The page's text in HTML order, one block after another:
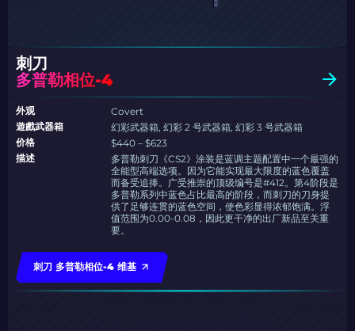
刺刀
多普勒相位-4
外观
Covert
遊戲武器箱
幻彩武器箱, 幻彩 2 号武器箱, 幻彩 3 号武器箱
价格
$440 – $623
描述
多普勒刺刀《CS2》涂装是蓝调主题配置中一个最强的
全能型高端选项。因为它能实现最大限度的蓝色覆盖
而备受追捧。广受推崇的顶级编号是#412。第4阶段是
多普勒系列中蓝色占比最高的阶段，而刺刀的刀身提
供了足够连贯的蓝色空间，使色彩显得浓郁饱满。浮
值范围为0.00-0.08，因此更干净的出厂新品至关重
要。
刺刀 多普勒相位-4 维基